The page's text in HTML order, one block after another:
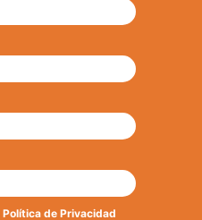
Política de Privacidad